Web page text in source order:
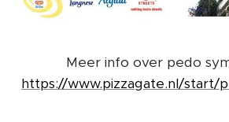
Meer info over pedo
https://www.pizzagate.nl/start/